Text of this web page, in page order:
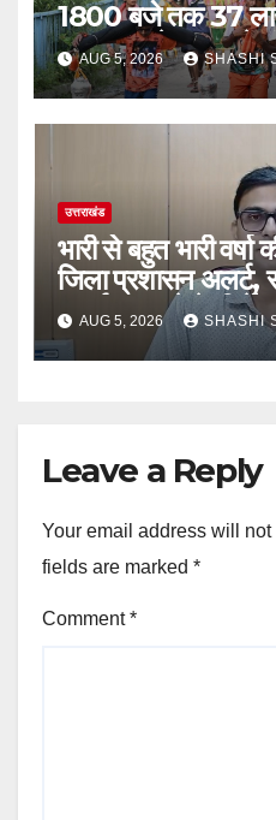
1800 बजे तक 37
भक्त जल लेकर अपने
चुके
AUG 5, 2026 SHASHI
उत्तराखंड
भारी से बहुत भारी
जिला प्रशासन अलर्ट,
अलर्ट पर रहने के निर्देश
AUG 5, 2026 SHASHI
Leave a Reply
Your email address will
fields are marked *
Comment*